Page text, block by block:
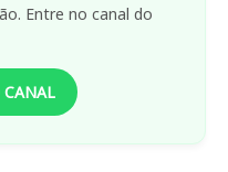
Entre no canal do
CANAL